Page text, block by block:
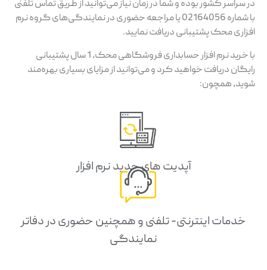
در سراسر کشور بوده و شما در زمان نیاز می‌توانید از طریق تماس تلفنی
با شماره 02164056 یا مراجعه حضوری در نمایندگی‌های گروه نرم
افزاری محک پشتیبانی دریافت نمایید.
با خرید نرم افزار حسابداری فروشگاهی محک، 1 سال پشتیبانی
رایگان دریافت خواهید کرد و می‌توانید از مزایای بسیاری بهره‌مند
شوید، همچون:
آپدیت های جدید نرم افزار
خدمات اینترنتی- تلفنی و همچنین حضوری در دفاتر
نمایندگی